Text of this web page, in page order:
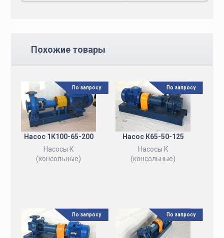
Похожие товары
Насос 1К100-65-200
Насосы К
(консольные)
По запросу
Насос К65-50-125
Насосы К
(консольные)
По запросу
По запросу По запросу